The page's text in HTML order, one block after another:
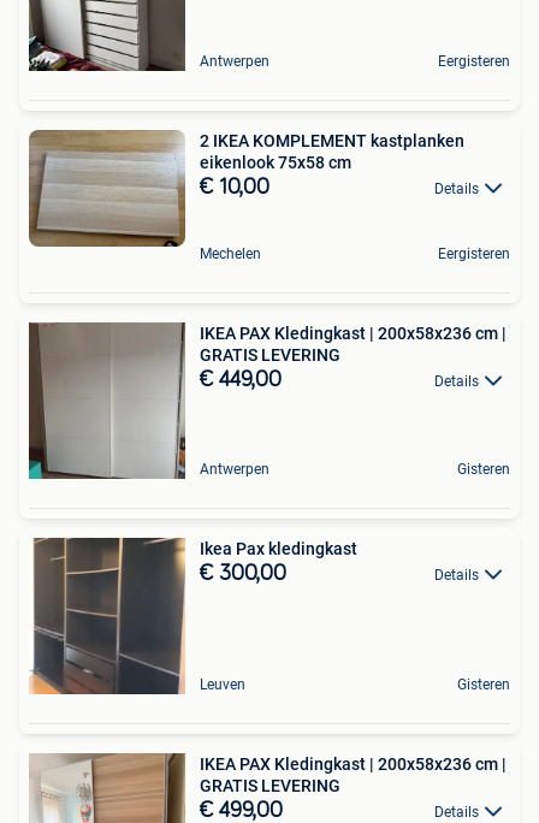
Antwerpen Eergisteren
2 IKEA KOMPLEMENT kastplanken
eikenlook 75x58 cm
€ 10,00 Details
Mechelen Eergisteren
IKEA PAX Kledingkast | 200x58x236 cm |
GRATIS LEVERING
€ 449,00 Details
Antwerpen Gisteren
Ikea Pax kledingkast
€ 300,00 Details
Leuven Gisteren
IKEA PAX Kledingkast | 200x58x236 cm |
GRATIS LEVERING
€ 499,00 Details